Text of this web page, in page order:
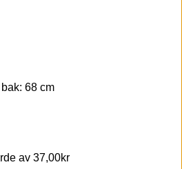
68 cm
av 37,00kr